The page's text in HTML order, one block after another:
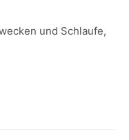
und Schlaufe,